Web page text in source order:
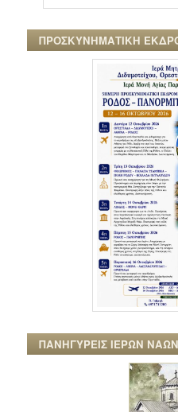
ΠΡΟΣΚΥΝΗΜΑΤΙΚΗ
ΠΑΝΗΓΥΡΕΙΣ ΙΕΡΩΝ